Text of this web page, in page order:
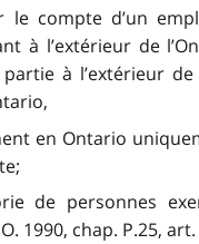
le compte d’un
à l’extérieur de
à l’extérieur de
en Ontario
de personnes
1990, chap. P.25, art.